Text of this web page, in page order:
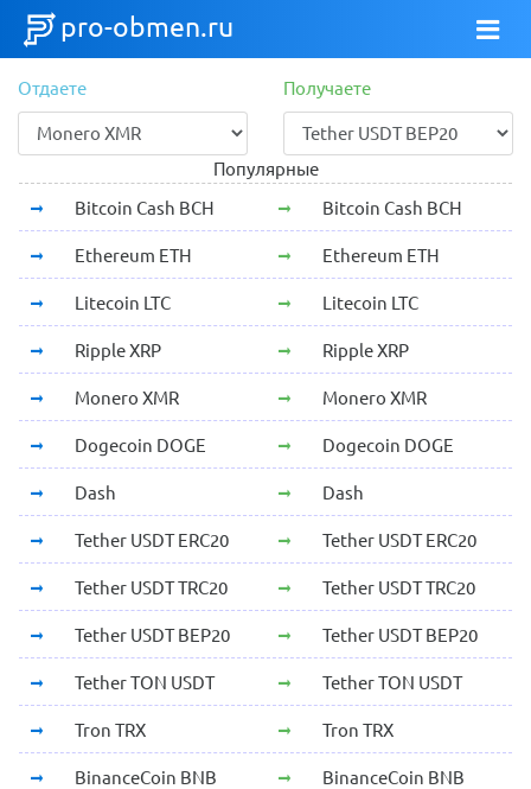
pro-obmen.ru
Отдаете Получаете
Популярные
Bitcoin Cash BCH
Bitcoin Cash BCH
Ethereum ETH Ethereum ETH
Litecoin LTC Litecoin LTC
Ripple XRP Ripple XRP
Monero XMR Monero XMR
Dogecoin DOGE Dogecoin DOGE
Dash Dash
Tether USDT ERC20 Tether USDT ERC20
Tether USDT TRC20 Tether USDT TRC20
Tether USDT BEP20 Tether USDT BEP20
Tether TON USDT Tether TON USDT
Tron TRX Tron TRX
BinanceCoin BNB
BinanceCoin BNB